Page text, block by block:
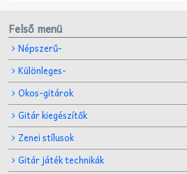
Felső menü
Népszerű-
Különleges-
Okos-gitárok
Gitár kiegészítők
Zenei stílusok
Gitár játék technikák